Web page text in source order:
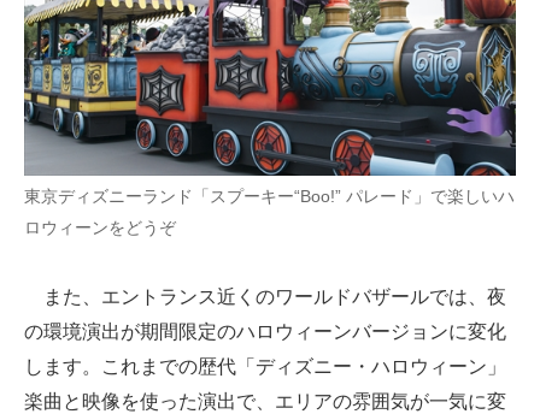
東京ディズニーランド「スプーキー“Boo!” パレード」で楽しいハ
ロウィーンをどうぞ
また、エントランス近くのワールドバザールでは、夜
の環境演出が期間限定のハロウィーンバージョンに変化
します。これまでの歴代「ディズニー・ハロウィーン」
楽曲と映像を使った演出で、エリアの雰囲気が一気に変